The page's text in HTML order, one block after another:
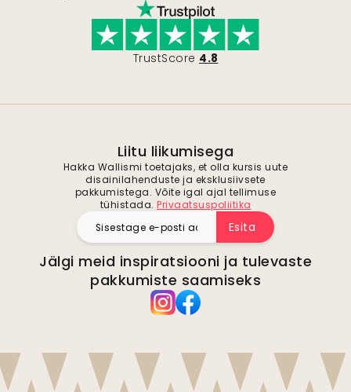
TrustScore 4.8
Liitu liikumisega
Hakka Wallismi toetajaks, et olla kursis uute
disainilahenduste ja eksklusiivsete
pakkumistega. Võite igal ajal tellimuse
tühistada. Privaatsuspoliitika
Esita
Jälgi meid inspiratsiooni ja tulevaste
pakkumiste saamiseks